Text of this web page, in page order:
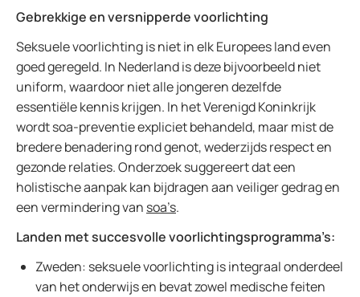
Gebrekkige en versnipperde voorlichting
Seksuele voorlichting is niet in elk Europees land even
goed geregeld. In Nederland is deze bijvoorbeeld niet
uniform, waardoor niet alle jongeren dezelfde
essentiële kennis krijgen. In het Verenigd Koninkrijk
wordt soa-preventie expliciet behandeld, maar mist de
bredere benadering rond genot, wederzijds respect en
gezonde relaties. Onderzoek suggereert dat een
holistische aanpak kan bijdragen aan veiliger gedrag en
een vermindering van soa’s.
Landen met succesvolle voorlichtingsprogramma’s:
Zweden: seksuele voorlichting is integraal onderdeel
van het onderwijs en bevat zowel medische feiten